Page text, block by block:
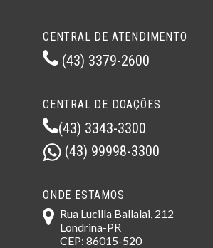
CENTRAL DE ATENDIMENTO
(43) 3379-2600
CENTRAL DE DOAÇÕES
(43) 3343-3300
(43) 99998-3300
ONDE ESTAMOS
Rua Lucilla Ballalai, 212
Londrina-PR
CEP: 86015-520